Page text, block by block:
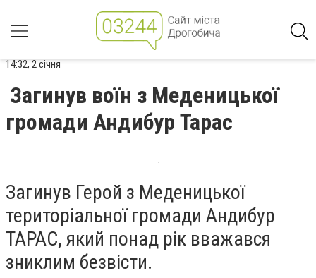
14:32, 2 січня
Загинув воїн з Меденицької
громади Андибур Тарас
Загинув Герой з Меденицької
територіальної громади Андибур
ТАРАС, який понад рік вважався
зниклим безвісти.